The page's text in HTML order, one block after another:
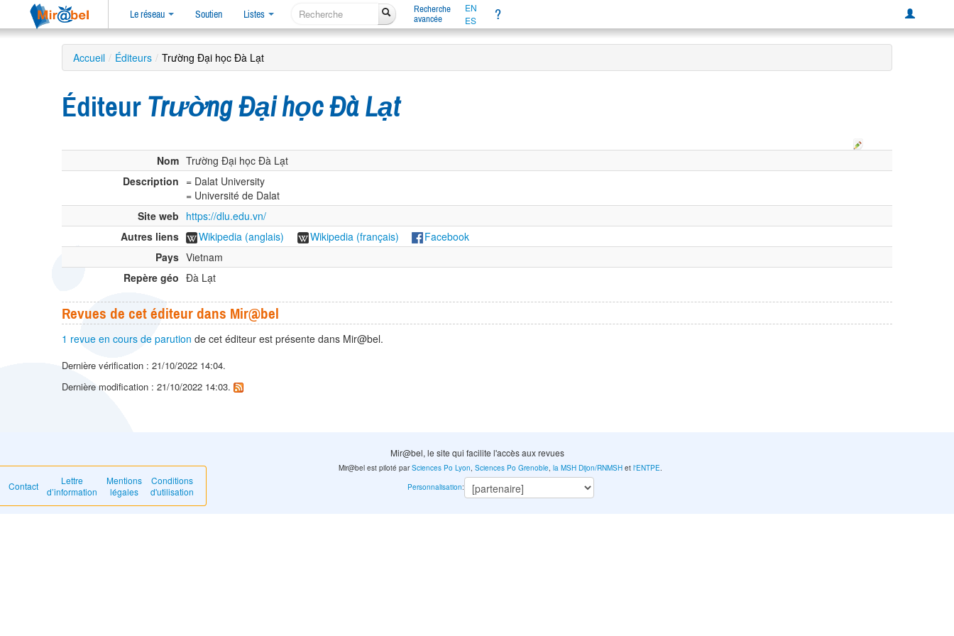
Le réseau Soutien Listes
Recherche
avancée
EN
ES
?
Accueil / Éditeurs / Trường Đại học Đà Lạt
Éditeur Trường Đại học Đà Lạt
Nom Trường Đại học Đà Lạt
Description = Dalat University
= Université de Dalat
Site web https://dlu.edu.vn/
Autres liens
Wikipedia (anglais) Wikipedia (français)
Facebook
Pays Vietnam
Repère géo Đà Lạt
Revues de cet éditeur dans Mir@bel
1 revue en cours de parution de cet éditeur est présente dans Mir@bel.
Dernière vérification : 21/10/2022 14:04.
Dernière modification : 21/10/2022 14:03.
Mir@bel, le site qui facilite l'accès aux revues
Contact
Lettre
d’information
Mentions
légales
Conditions
d'utilisation
Mir@bel est piloté parSciences Po Lyon,Sciences Po Grenoble,la MSH Dijon/RNMSH etl'ENTPE.
Personnalisation: